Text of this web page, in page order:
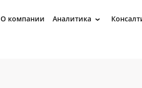
О компании Аналитика ›